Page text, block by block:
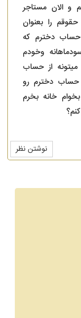
و الان مستاجر
را بعنوان
حساب دخترم که
وخودم
از حساب
حساب دخترم رو
خانه بخرم
نوشتن نظر